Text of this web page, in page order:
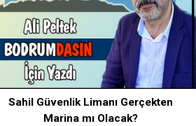
Sahil Güvenlik Limanı Gerçekten
Marina mı Olacak?